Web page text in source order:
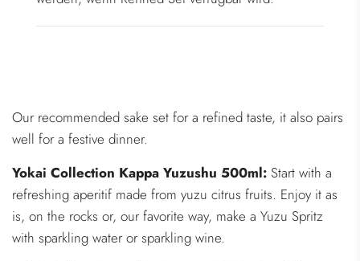
Our recommended sake set for a refined taste, it also pairs
well for a festive dinner.
Yokai Collection Kappa Yuzushu 500ml: Start with a
refreshing aperitif made from yuzu citrus fruits. Enjoy it as
is, on the rocks or, our favorite way, make a Yuzu Spritz
with sparkling water or sparkling wine.